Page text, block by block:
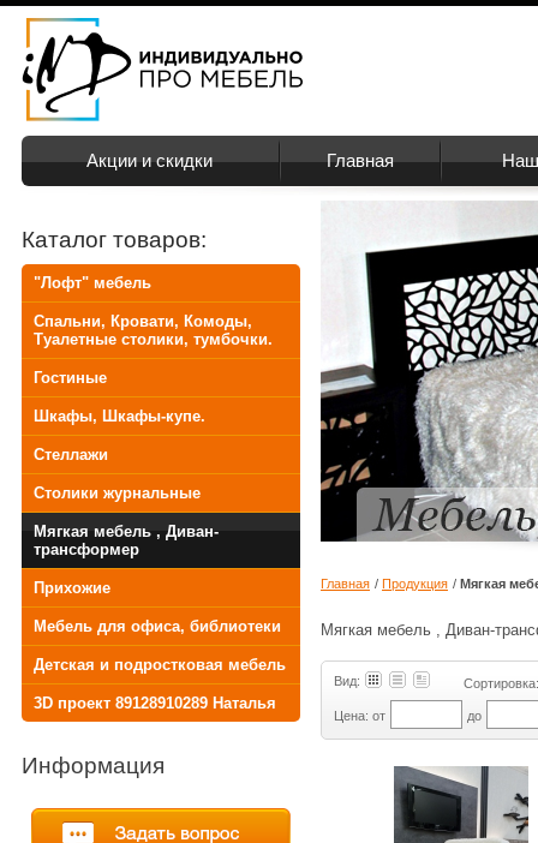
Акции и скидки Главная
Каталог товаров:
"Лофт" мебель
Спальни, Кровати, Комоды,
Туалетные столики, тумбочки.
Гостиные
Шкафы, Шкафы-купе.
Стеллажи
Столики журнальные
Мягкая мебель , Диван-
трансформер
Прихожие
Мебель для офиса, библиотеки
Детская и подростковая мебель
3D проект 89128910289 Наталья
Информация
Главная / Продукция / Мягкая
Мягкая мебель , Диван-
Вид: Сортировка:
Цена: от до